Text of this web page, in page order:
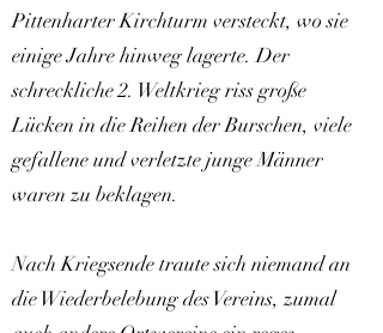
Pittenharter Kirchturm versteckt, wo sie
einige Jahre hinweg lagerte. Der
schreckliche 2. Weltkrieg riss große
Lücken in die Reihen der Burschen, viele
gefallene und verletzte junge Männer
waren zu beklagen.
Nach Kriegsende traute sich niemand an
die Wiederbelebung des Vereins, zumal